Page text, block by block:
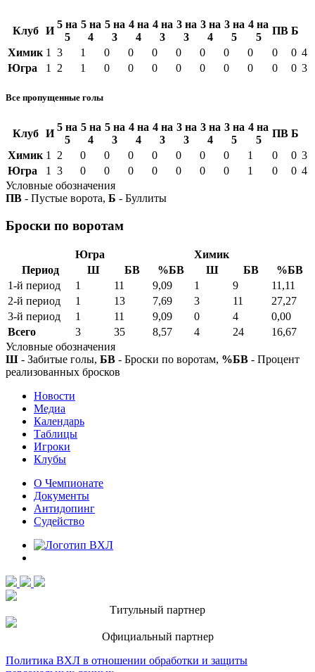
Клуб И
5 на
5
5 на
4
5 на
3
4 на
4
4 на
3
3 на
3
3 на
4
3 на
5
4 на
5
ПВ Б
Химик 1 3 1 0 0 0 0 0 0 0 0 0 4
Югра
1 2 1 0 0 0 0 0 0 0 0 0 3
Все пропущенные голы
Клуб И
5 на
5
5 на
4
5 на
3
4 на
4
4 на
3
3 на
3
3 на
4
3 на
5
4 на
5
ПВ Б
Химик 1 2 0 0 0 0 0 0 0 1 0 0 3
Югра
1 3 0 0 0 0 0 0 0 1 0 0 4
Условные обозначения
ПВ - Пустые ворота, Б - Буллиты
Броски по воротам
Югра
Химик
Период
Ш БВ %БВ Ш БВ
%БВ
1-й период
1 11 9,09 1 9
11,11
2-й период
1 13 7,69 3 11
27,27
3-й период
1 11 9,09 0 4
0,00
Всего
3 35 8,57 4 24
16,67
Условные обозначения
Ш - Забитые голы, БВ - Броски по воротам, %БВ - Процент
реализованных бросков
Новости
Медиа
Календарь
Таблицы
Игроки
Клубы
О Чемпионате
Документы
Антидопинг
Судейство
Титульный партнер
Официальный партнер
Политика ВХЛ в отношении обработки и защиты